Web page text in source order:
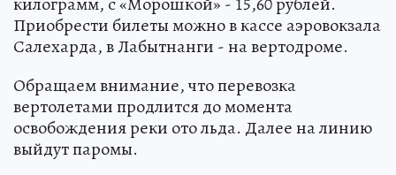
Приобрести билеты можно в кассе аэровокзала
Салехарда, в Лабытнанги - на вертодроме.
Обращаем внимание, что перевозка
вертолетами продлится до момента
освобождения реки ото льда. Далее на линию
выйдут паромы.